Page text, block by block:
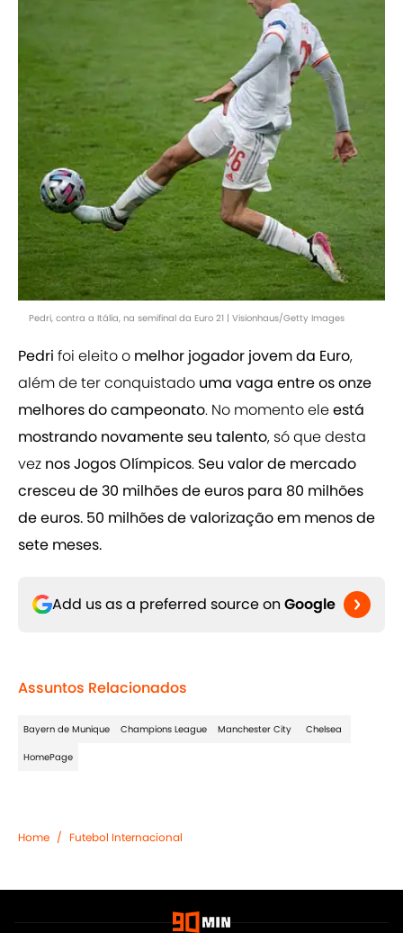
Pedri, contra a Itália, na semifinal da Euro 21 | Visionhaus/Getty Images
Pedri foi eleito o melhor jogador jovem da Euro,
além de ter conquistado uma vaga entre os onze
melhores do campeonato. No momento eleestá
mostrando novamente seu talento, só que desta
vez nos Jogos Olímpicos. Seu valor de mercado
cresceu de 30 milhões de euros para 80 milhões
de euros. 50 milhões de valorização em menos de
sete meses.
Add us as a preferred source on Google
Assuntos Relacionados
Bayern de Munique Champions League Manchester City Chelsea
HomePage
Home / Futebol Internacional